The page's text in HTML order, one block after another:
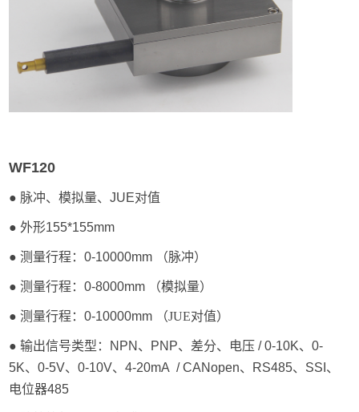
WF120
● 脉冲、模拟量、JUE对值
● 外形155*155mm
● 测量行程：0-10000mm （脉冲）
● 测量行程：0-8000mm （模拟量）
● 测量行程：0-10000mm （JUE对值）
● 输出信号类型：NPN、PNP、差分、电压 / 0-10K、0-
5K、0-5V、0-10V、4-20mA / CANopen、RS485、SSI、
电位器485